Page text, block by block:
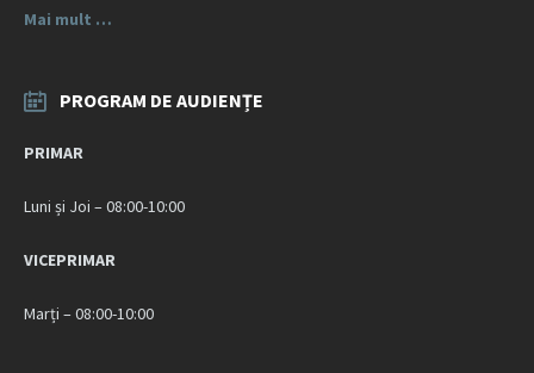
Mai mult …
PROGRAM DE AUDIENȚE
PRIMAR
Luni și Joi – 08:00-10:00
VICEPRIMAR
Marți – 08:00-10:00